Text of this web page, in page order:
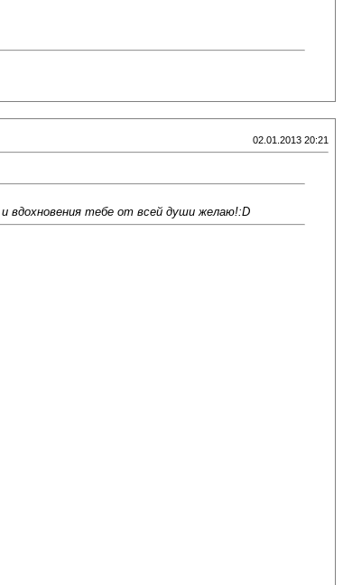
02.01.2013 20:21
вдохновения тебе от всей души желаю!:D